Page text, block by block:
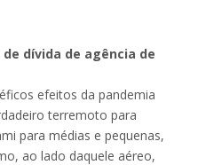
dívida de agência de
efeitos da pandemia
terremoto para
para médias e pequenas,
ao lado daquele aéreo,